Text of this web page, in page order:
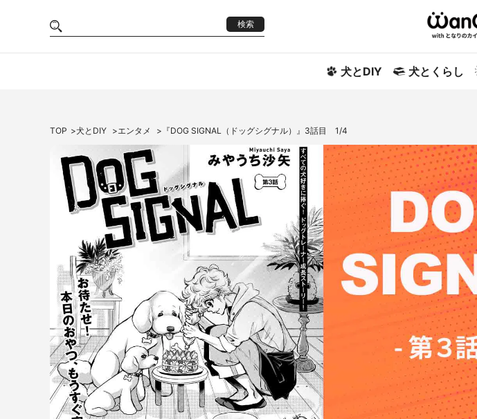
検索
犬とDIY 犬とくらし
TOP 犬とDIY エンタメ 『DOG SIGNAL（ドッグシグナル）』3話目 1/4